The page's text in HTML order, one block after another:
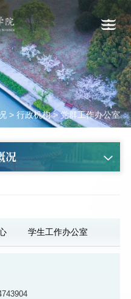
> 行政机构>党群工作办公室
况
学生工作办公室